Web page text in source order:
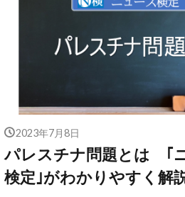
2023年7月8日
パレスチナ問題とは ｢
検定｣がわかりやすく解